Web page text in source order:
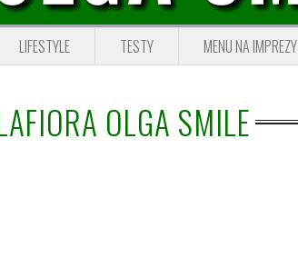
LIFESTYLE TESTY MENU NA IMPREZY
OLGA SMILE